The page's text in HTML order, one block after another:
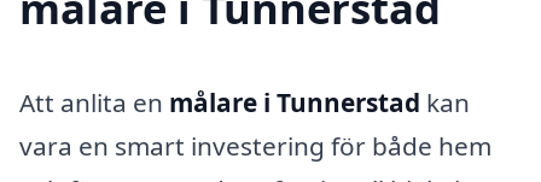
Att anlita en målare i Tunnerstad kan
vara en smart investering för både hem